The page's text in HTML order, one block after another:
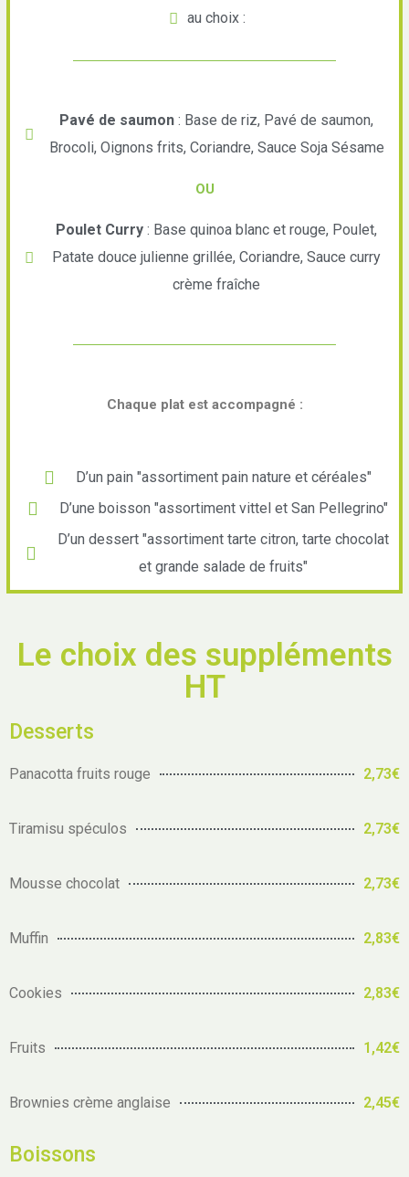
au choix :
Pavé de saumon : Base de riz, Pavé de saumon,
Brocoli, Oignons frits, Coriandre, Sauce Soja Sésame
OU
Poulet Curry : Base quinoa blanc et rouge, Poulet,
Patate douce julienne grillée, Coriandre, Sauce curry
crème fraîche
Chaque plat est accompagné :
D’un pain "assortiment pain nature et céréales"
D’une boisson "assortiment vittel et San Pellegrino"
D’un dessert "assortiment tarte citron, tarte chocolat
et grande salade de fruits"
Le choix des suppléments
HT
Desserts
Panacotta fruits rouge 2,73€
Tiramisu spéculos 2,73€
Mousse chocolat 2,73€
Muffin 2,83€
Cookies 2,83€
Fruits 1,42€
Brownies crème anglaise 2,45€
Boissons